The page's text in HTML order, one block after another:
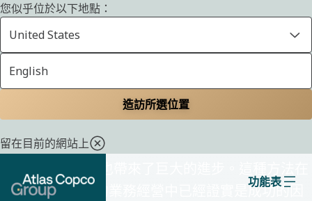
您似乎位於以下地點：
United States
English
造訪所選位置
留在目前的網站上
功能表
創新
歡迎新想法並挑戰現狀是我們創新的關鍵。它帶來
我們 150 多年的業務經營中已經證實是成功的因